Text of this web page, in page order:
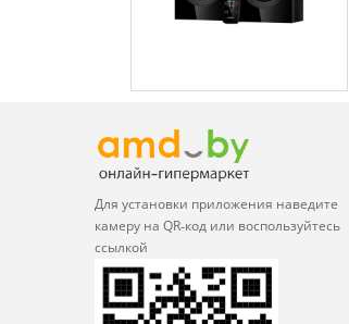
Для установки приложения наведите
камеру на QR‑код или воспользуйтесь
ссылкой